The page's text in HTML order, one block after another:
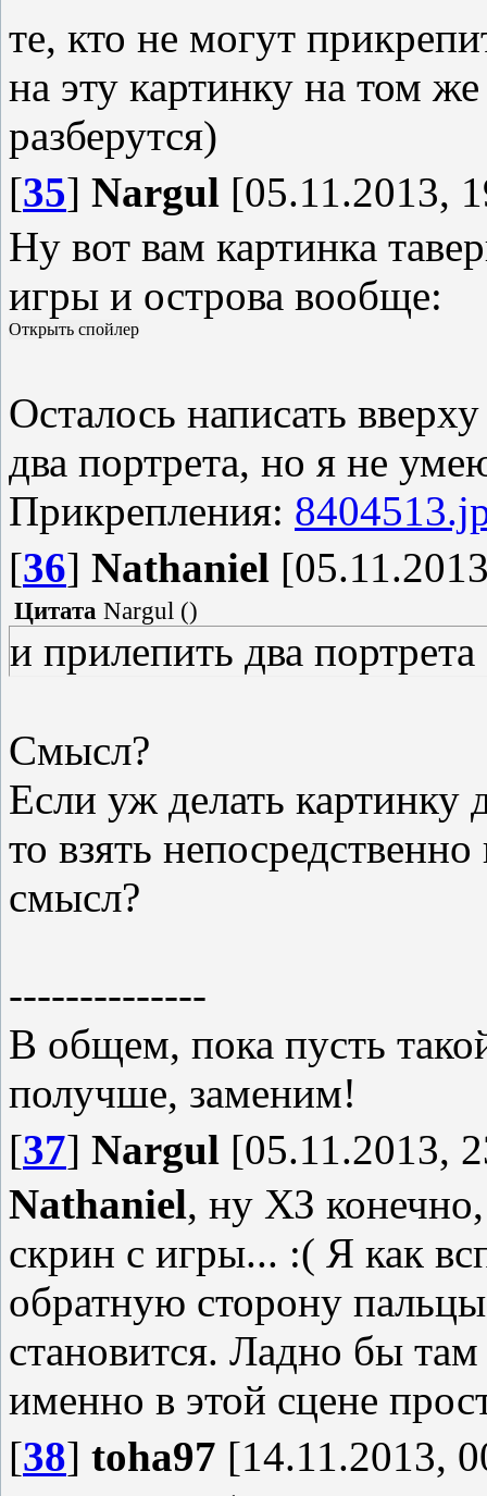
те, кто не могут
на эту картинку на том
разберутся)
[35] Nargul [05.11.2013,
Ну вот вам картинка
игры и острова вообще:
Осталось написать
два портрета, но я не
Прикрепления:
[36] Nathaniel
Цитата Nargul ()
и прилепить два портрета
Смысл?
Если уж делать картинку
то взять
смысл?
--------------
В общем, пока пусть
получше, заменим!
[37] Nargul [05.11.2013,
Nathaniel, ну ХЗ
скрин с игры... :( Я как
обратную сторону
становится. Ладно бы
именно в этой сцене
[38] toha97 [14.11.2013,